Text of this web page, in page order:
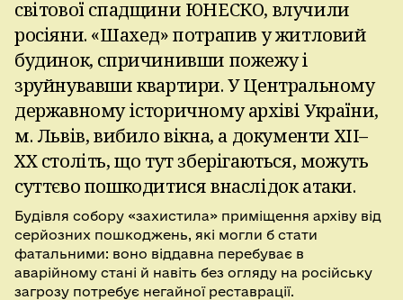
світової спадщини ЮНЕСКО, влучили
росіяни. «Шахед» потрапив у житловий
будинок, спричинивши пожежу і
зруйнувавши квартири. У Центральному
державному історичному архіві України,
м. Львів, вибило вікна, а документи XII–
XX століть, що тут зберігаються, можуть
суттєво пошкодитися внаслідок атаки.
Будівля собору «захистила» приміщення архіву від
серйозних пошкоджень, які могли б стати
фатальними: воно віддавна перебуває в
аварійному стані й навіть без огляду на російську
загрозу потребує негайної реставрації.